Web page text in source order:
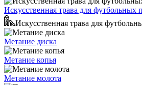
Искусственная трава для футбольных
Искусственная трава для
Метание диска
Метание копья
Метание молота